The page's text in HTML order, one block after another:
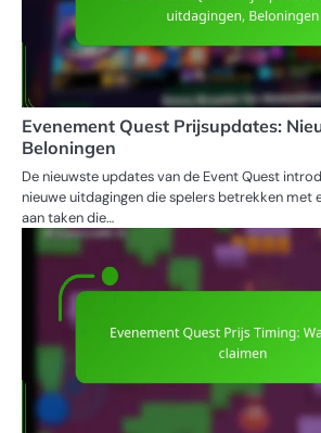
Evenement Quest Prijsupdates:
Beloningen
De nieuwste updates van de Event Quest
nieuwe uitdagingen die spelers betrekken met
aan taken die…